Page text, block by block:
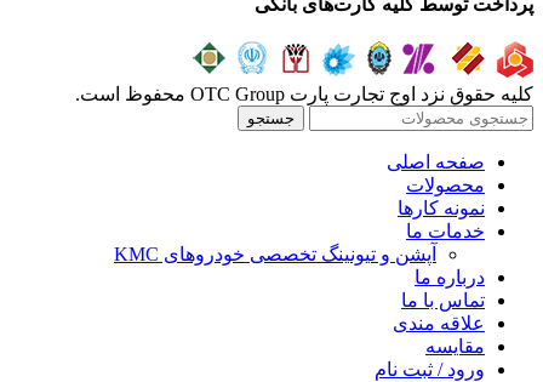
پرداخت توسط کلیه کارت‌های بانکی
کلیه حقوق نزد اوج تجارت پارت OTC Group محفوظ است.
جستجو
صفحه اصلی
محصولات
نمونه کارها
خدمات ما
آپشن و تیونینگ تخصصی خودروهای KMC
درباره ما
تماس با ما
علاقه مندی
مقايسه
ورود / ثبت نام